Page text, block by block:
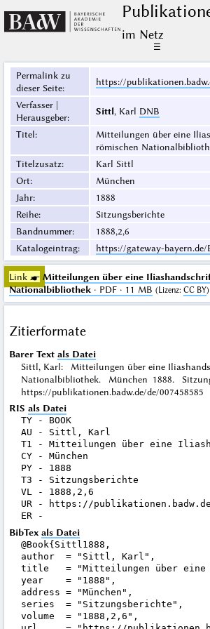
im Netz
☰
Permalink zu
dieser Seite:
https://
Verfasser |
Herausgeber:
Sittl, Karl DNB
Titel:
Mitteilungen über eine
römischen
Titelzusatz:
Karl Sittl
Ort:
München
Jahr:
1888
Reihe:
Sitzungsberichte
Bandnummer:
1888,2,6
Katalogeintrag: https://gateway-bayern.de/
Link ☛ Mitteilungen über eine
Nationalbibliothek· PDF · 11 MB (Lizenz: CC BY)
Zitierformate
Barer Text als Datei
Sittl, Karl: Mitteilungen über eine
Nationalbibliothek. München 1888.
https://publikationen.badw.de/de/007458585
RIS als Datei
TY - BOOK
AU - Sittl, Karl
T1 - Mitteilungen über eine
CY - München
PY - 1888
T3 - Sitzungsberichte
VL - 1888,2,6
UR - https://
BibTex als Datei
@Book{Sittl1888,
author  = "Sittl, Karl",
title   = "Mitteilungen über eine
year    = "1888",
address = "München",
series  = "Sitzungsberichte",
volume  = "1888,2,6",